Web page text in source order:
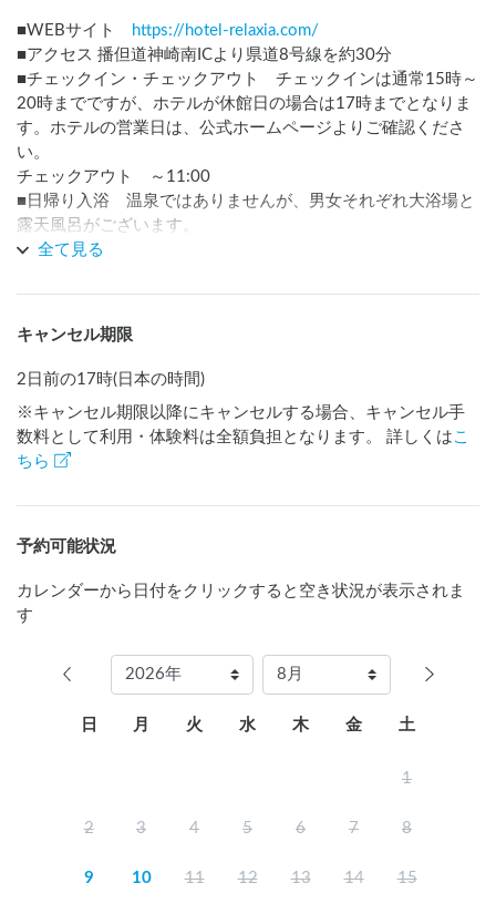
■WEBサイト
https://hotel-relaxia.com/
■アクセス 播但道神崎南ICより県道8号線を約30分
■チェックイン・チェックアウト　チェックインは通常15時～
20時までですが、ホテルが休館日の場合は17時までとなりま
す。ホテルの営業日は、公式ホームページよりご確認くださ
い。
チェックアウト　～11:00
■日帰り入浴　温泉ではありませんが、男女それぞれ大浴場と
露天風呂がございます。
■入浴時間、料金、レンタル等
て受付
ご利用時間／12:00～18:00、6:00～9:00
ご利用料金／大人1,000円　小学生500円　未就学児無料
レンタル料金／バスタオル200円　フェイスタオル100円
まで）一部日帰り入浴を休止する日程もございますので、必
ず事前に、営業カレンダーでご確認ください。
■トイレ　24時間利用可能
お土産、アルコールを含む飲料、おつまみ、お菓子、薪・炭
■レストラン　（冬季はクローズ）
昼食　営業時間／11:00～15:00（L.O14:00）
※テイクアウト可能なメニューも一部ございます（カレー、
バーガーセット、ローストビーフ丼等）詳しくはホテルまで
お問い合わせください。
・ホテル周辺にはレストランやコンビニ、スーパー等がござ
出しは前もってお済ませいただくようお願いいたします。ま
いません。
全て見る
キャンセル期限
2日前の17時(日本の時間)
※キャンセル期限以降にキャンセルする場合、キャンセル手
数料として利用・体験料は全額負担となります。 詳しくは こ
ちら
予約可能状況
カレンダーから日付をクリックすると空き状況が表示されま
す
日 月 火 水 木 金 土
1
2 3 4 5 6 7 8
9 10 11 12 13 14 15